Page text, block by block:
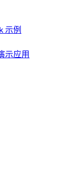
示例
示应用